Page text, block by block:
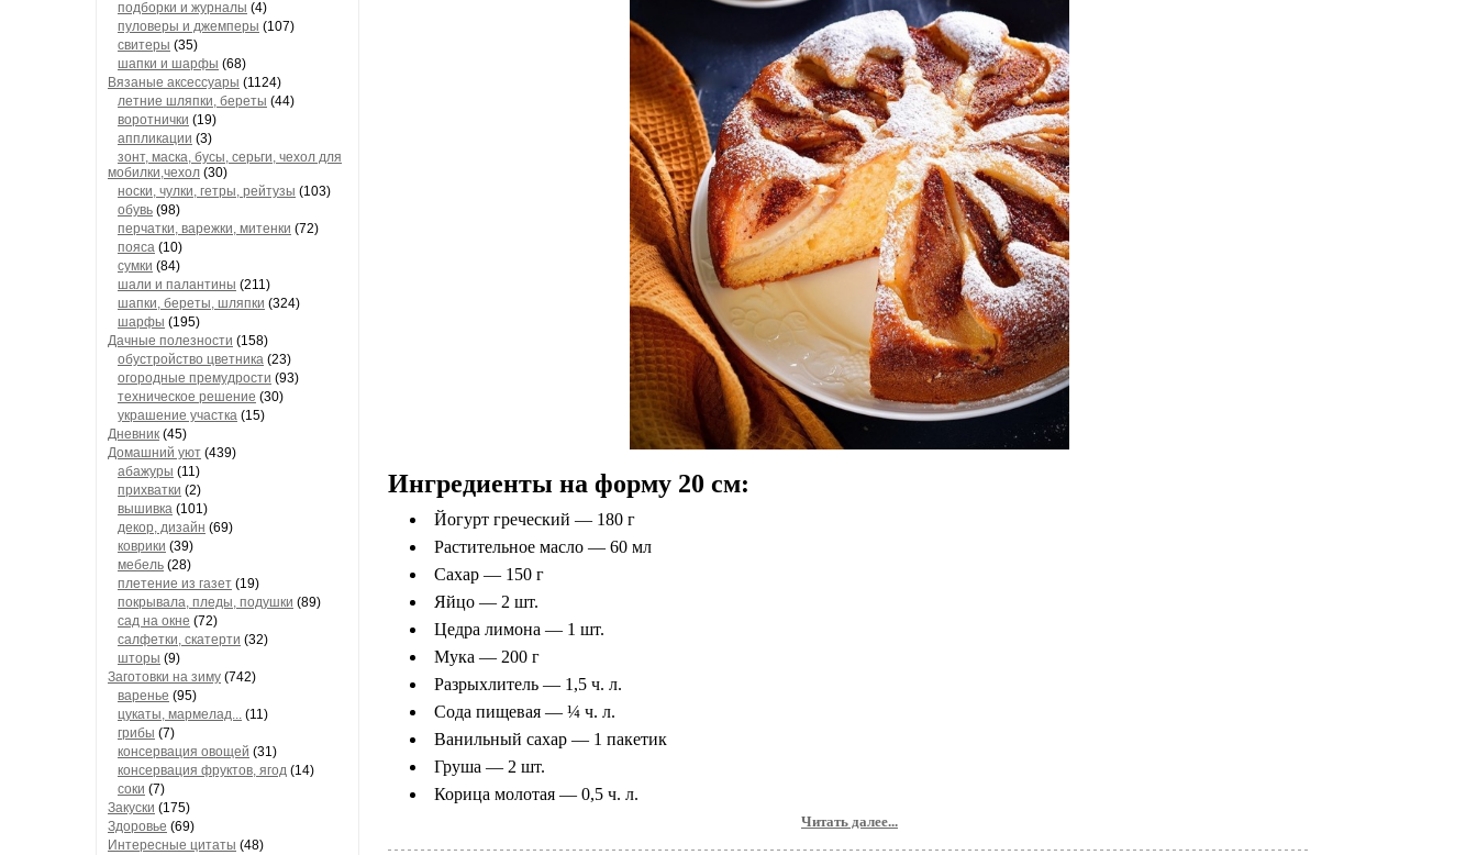
подборки и журналы (4)
пуловеры и джемперы (107)
свитеры (35)
шапки и шарфы (68)
Вязаные аксессуары (1124)
летние шляпки, береты (44)
воротнички (19)
аппликации (3)
зонт, маска, бусы, серьги, чехол для
мобилки,чехол (30)
носки, чулки, гетры, рейтузы (103)
обувь (98)
перчатки, варежки, митенки (72)
пояса (10)
сумки (84)
шали и палантины (211)
шапки, береты, шляпки (324)
шарфы (195)
Дачные полезности (158)
обустройство цветника (23)
огородные премудрости (93)
техническое решение (30)
украшение участка (15)
Дневник (45)
Домашний уют (439)
абажуры (11)
прихватки (2)
вышивка (101)
декор, дизайн (69)
коврики (39)
мебель (28)
плетение из газет (19)
покрывала, пледы, подушки (89)
сад на окне (72)
салфетки, скатерти (32)
шторы (9)
Заготовки на зиму (742)
варенье (95)
цукаты, мармелад... (11)
грибы (7)
консервация овощей (31)
консервация фруктов, ягод (14)
соки (7)
Закуски (175)
Здоровье (69)
Интересные цитаты (48)
Ингредиенты на форму 20 см:⠀
Йогурт греческий — 180 г
Растительное масло — 60 мл
Сахар — 150 г
Яйцо — 2 шт.
Цедра лимона — 1 шт.
Мука — 200 г
Разрыхлитель — 1,5 ч. л.
Сода пищевая — ¼ ч. л.
Ванильный сахар — 1 пакетик
Груша — 2 шт.
Корица молотая — 0,5 ч. л.
Читать далее...